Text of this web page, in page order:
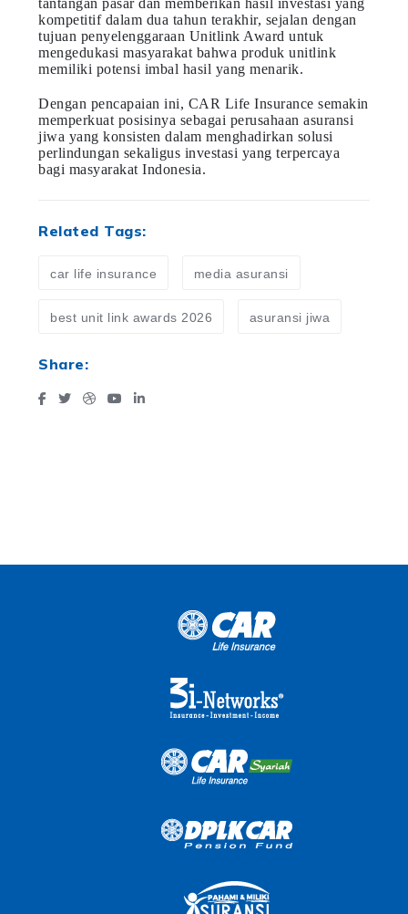
kompetitif dalam dua tahun terakhir, sejalan dengan
tujuan penyelenggaraan Unitlink Award untuk
mengedukasi masyarakat bahwa produk unitlink
memiliki potensi imbal hasil yang menarik.
Dengan pencapaian ini, CAR Life Insurance semakin
memperkuat posisinya sebagai perusahaan asuransi
jiwa yang konsisten dalam menghadirkan solusi
perlindungan sekaligus investasi yang terpercaya
bagi masyarakat Indonesia.
Related Tags:
car life insurance media asuransi
best unit link awards 2026 asuransi jiwa
Share: